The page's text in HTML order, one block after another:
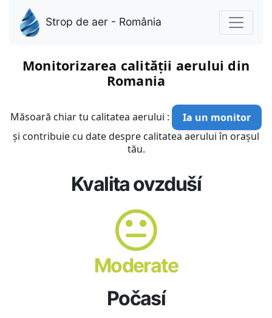
Strop de aer - România
Monitorizarea calității aerului din
Romania
Măsoară chiar tu calitatea aerului :
Ia un monitor
și contribuie cu date despre calitatea aerului în orașul
tău.
Kvalita ovzduší
Moderate
Počasí